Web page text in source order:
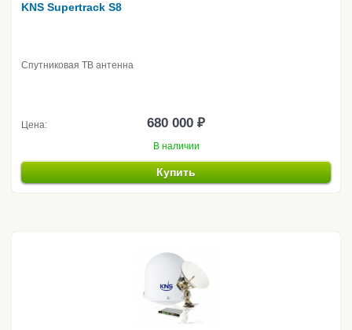
KNS Supertrack S8
Спутниковая ТВ антенна
Цена: 680 000 ₽
В наличии
Купить